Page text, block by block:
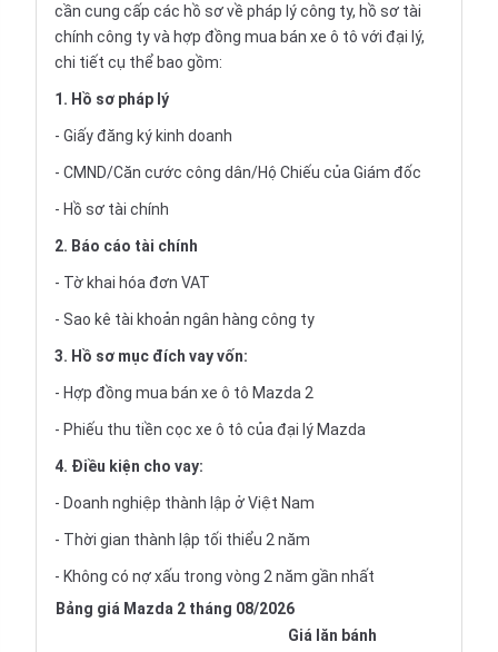
cần cung cấp các hồ sơ về pháp lý công ty, hồ sơ tài
chính công ty và hợp đồng mua bán xe ô tô với đại lý,
chi tiết cụ thể bao gồm:
1. Hồ sơ pháp lý
- Giấy đăng ký kinh doanh
- CMND/Căn cước công dân/Hộ Chiếu của Giám đốc
- Hồ sơ tài chính
2. Báo cáo tài chính
- Tờ khai hóa đơn VAT
- Sao kê tài khoản ngân hàng công ty
3. Hồ sơ mục đích vay vốn:
- Hợp đồng mua bán xe ô tô Mazda 2
- Phiếu thu tiền cọc xe ô tô của đại lý Mazda
4. Điều kiện cho vay:
- Doanh nghiệp thành lập ở Việt Nam
- Thời gian thành lập tối thiểu 2 năm
- Không có nợ xấu trong vòng 2 năm gần nhất
Bảng giá Mazda 2 tháng 08/2026
Giá lăn bánh